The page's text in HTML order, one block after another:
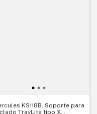
KS118B. Soporte para
TravLite tipo X